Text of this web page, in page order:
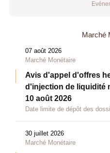
Marché
07 août 2026
Marché Monétaire
Avis d'appel d'offres
d'injection de liquidité
10 août 2026
Date limite de dépôt des
30 juillet 2026
Marché Monétaire